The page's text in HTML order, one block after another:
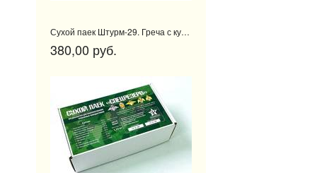
Сухой паек Штурм-29. Греча с курицей
380,00 руб.